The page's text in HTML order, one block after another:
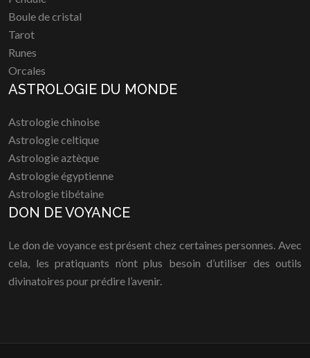
Boule de cristal
Tarot
Runes
Orcales
ASTROLOGIE DU MONDE
Astrologie chinoise
Astrologie celtique
Astrologie aztèque
Astrologie égyptienne
Astrologie tibétaine
DON DE VOYANCE
Le don de voyance est présent chez certaines personnes. Avec
cela, les pratiquants n’ont plus besoin d’utiliser des outils
divinatoires pour prédire l’avenir.